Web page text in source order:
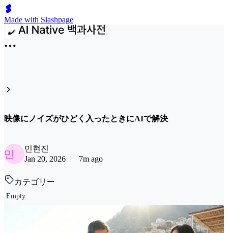
Made with Slashpage
映像にノイズがひどく入ったときにAIで解決
민
민현진
Jan 20, 2026
7m ago
カテゴリー
Empty